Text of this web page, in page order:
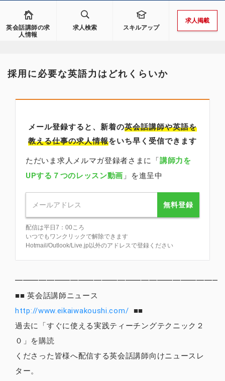
英会話講師の求
人情報
求人検索 スキルアップ
求人掲載
採用に必要な英語力はどれくらいか
メール登録すると、新着の英会話講師や英語を
教える仕事の求人情報をいち早く受信できます
ただいま求人メルマガ登録者さまに「講師力を
UPする７つのレッスン動画 」を進呈中
無料登録
配信は平日7：00ころ
いつでもワンクリックで解除できます
Hotmail/Outlook/Live.jp以外のアドレスで登録ください
■■ 英会話講師ニュース
http://www.eikaiwakoushi.com/ ■■
過去に「すぐに使える実践ティーチングテクニック２
０」を購読
くださった皆様へ配信する英会話講師向けニュースレ
ター。